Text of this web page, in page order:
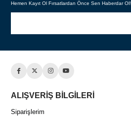
Hemen Kayıt Ol Fırsatlardan Önce Sen Haberdar Ol!
ALIŞVERİŞ BİLGİLERİ
Siparişlerim